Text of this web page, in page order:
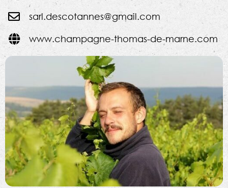
sarl.descotannes@gmail.com
www.champagne-thomas-de-marne.com